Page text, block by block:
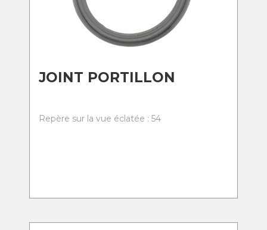
JOINT PORTILLON
Repère sur la vue éclatée : 54